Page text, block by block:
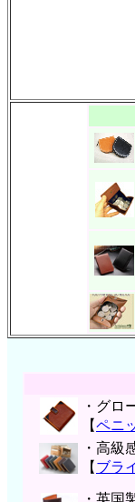
・グロ
【ペニ
・高級
【 ブラ
・英国